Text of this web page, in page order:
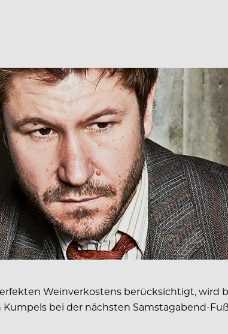
Weinverkostens berücksichtigt, wird
bei der nächsten Samstagabend-